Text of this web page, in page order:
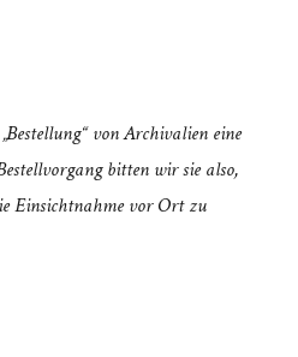
von Archivalien eine
bitten wir sie also,
Einsichtnahme vor Ort zu